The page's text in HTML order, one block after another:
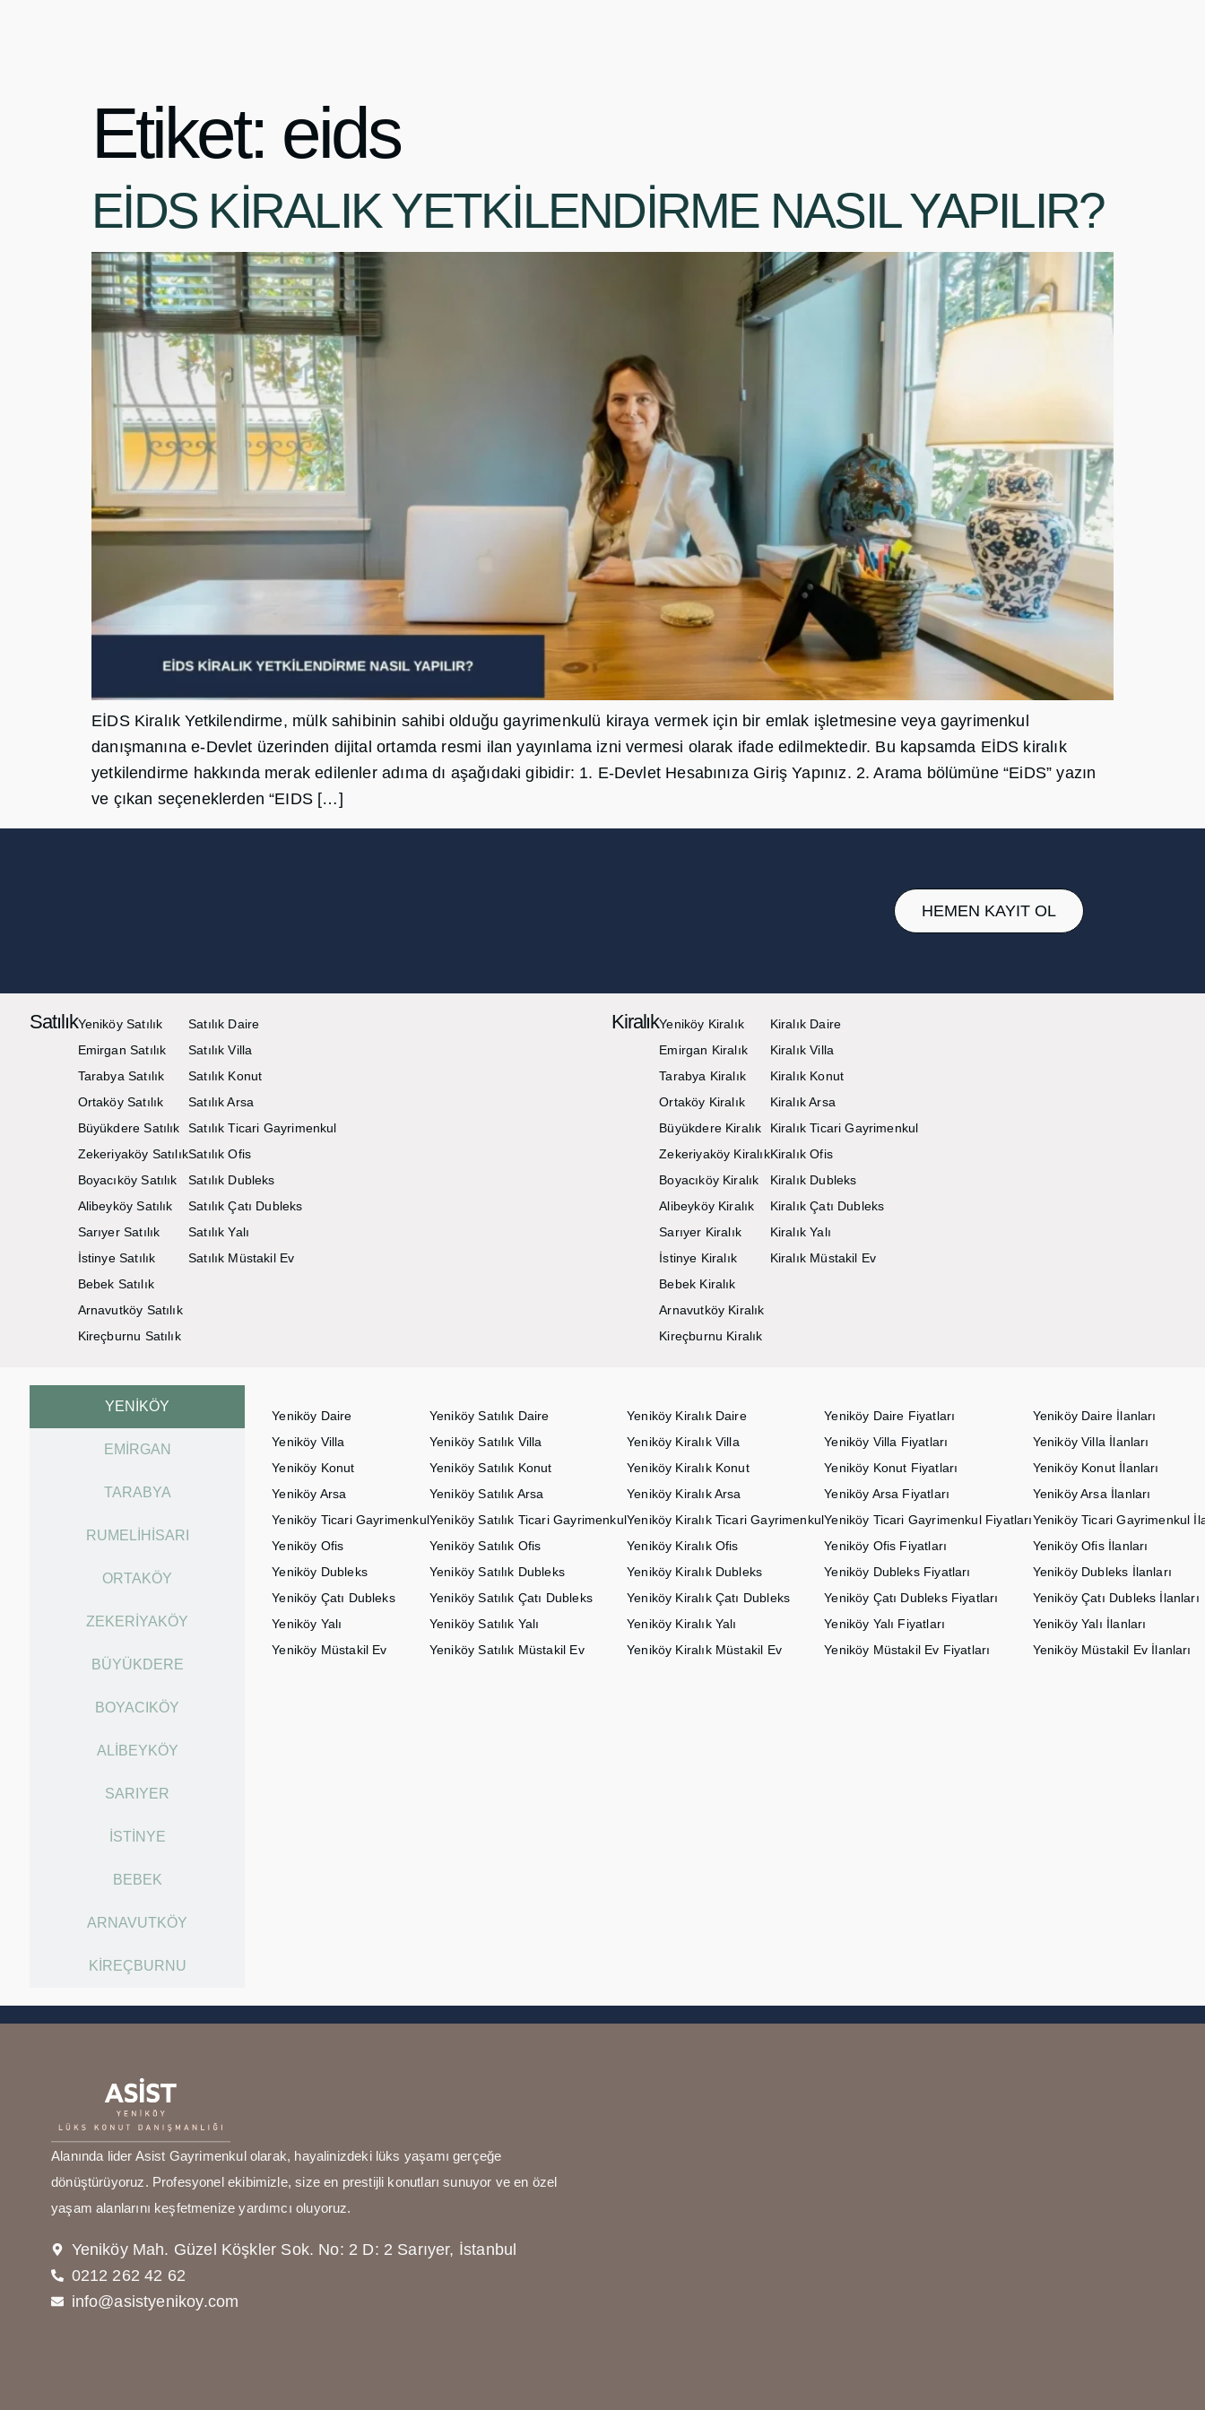
Etiket: eids
EİDS KİRALIK YETKİLENDİRME NASIL YAPILIR?
EİDS Kiralık Yetkilendirme, mülk sahibinin sahibi olduğu gayrimenkulü kiraya vermek için bir emlak işletmesine veya gayrimenkul
danışmanına e-Devlet üzerinden dijital ortamda resmi ilan yayınlama izni vermesi olarak ifade edilmektedir. Bu kapsamda EİDS kiralık
yetkilendirme hakkında merak edilenler adıma dı aşağıdaki gibidir: 1. E-Devlet Hesabınıza Giriş Yapınız. 2. Arama bölümüne “EiDS” yazın
ve çıkan seçeneklerden “EIDS […]
HEMEN KAYIT OL
SatılıkYeniköy Satılık
Emirgan Satılık
Tarabya Satılık
Ortaköy Satılık
Büyükdere Satılık
Zekeriyaköy Satılık
Boyacıköy Satılık
Alibeyköy Satılık
Sarıyer Satılık
İstinye Satılık
Bebek Satılık
Arnavutköy Satılık
Kireçburnu Satılık
Satılık Daire
Satılık Villa
Satılık Konut
Satılık Arsa
Satılık Ticari Gayrimenkul
Satılık Ofis
Satılık Dubleks
Satılık Çatı Dubleks
Satılık Yalı
Satılık Müstakil Ev
KiralıkYeniköy Kiralık
Emirgan Kiralık
Tarabya Kiralık
Ortaköy Kiralık
Büyükdere Kiralık
Zekeriyaköy Kiralık
Boyacıköy Kiralık
Alibeyköy Kiralık
Sarıyer Kiralık
İstinye Kiralık
Bebek Kiralık
Arnavutköy Kiralık
Kireçburnu Kiralık
Kiralık Daire
Kiralık Villa
Kiralık Konut
Kiralık Arsa
Kiralık Ticari Gayrimenkul
Kiralık Ofis
Kiralık Dubleks
Kiralık Çatı Dubleks
Kiralık Yalı
Kiralık Müstakil Ev
YENIKÖY
EMIRGAN
TARABYA
RUMELIHISARI
ORTAKÖY
ZEKERIYAKÖY
BÜYÜKDERE
BOYACIKÖY
ALIBEYKÖY
SARIYER
İSTINYE
BEBEK
ARNAVUTKÖY
KIREÇBURNU
Yeniköy Daire
Yeniköy Villa
Yeniköy Konut
Yeniköy Arsa
Yeniköy Ticari Gayrimenkul
Yeniköy Ofis
Yeniköy Dubleks
Yeniköy Çatı Dubleks
Yeniköy Yalı
Yeniköy Müstakil Ev
Yeniköy Satılık Daire
Yeniköy Satılık Villa
Yeniköy Satılık Konut
Yeniköy Satılık Arsa
Yeniköy Satılık Ticari Gayrimenkul
Yeniköy Satılık Ofis
Yeniköy Satılık Dubleks
Yeniköy Satılık Çatı Dubleks
Yeniköy Satılık Yalı
Yeniköy Satılık Müstakil Ev
Yeniköy Kiralık Daire
Yeniköy Kiralık Villa
Yeniköy Kiralık Konut
Yeniköy Kiralık Arsa
Yeniköy Kiralık Ticari Gayrimenkul
Yeniköy Kiralık Ofis
Yeniköy Kiralık Dubleks
Yeniköy Kiralık Çatı Dubleks
Yeniköy Kiralık Yalı
Yeniköy Kiralık Müstakil Ev
Yeniköy Daire Fiyatları
Yeniköy Villa Fiyatları
Yeniköy Konut Fiyatları
Yeniköy Arsa Fiyatları
Yeniköy Ticari Gayrimenkul Fiyatları
Yeniköy Ofis Fiyatları
Yeniköy Dubleks Fiyatları
Yeniköy Çatı Dubleks Fiyatları
Yeniköy Yalı Fiyatları
Yeniköy Müstakil Ev Fiyatları
Yeniköy Daire İlanları
Yeniköy Villa İlanları
Yeniköy Konut İlanları
Yeniköy Arsa İlanları
Yeniköy Ticari Gayrimenkul
Yeniköy Ofis İlanları
Yeniköy Dubleks İlanları
Yeniköy Çatı Dubleks İlanları
Yeniköy Yalı İlanları
Yeniköy Müstakil Ev İlanları
Alanında lider Asist Gayrimenkul olarak, hayalinizdeki lüks yaşamı gerçeğe
dönüştürüyoruz. Profesyonel ekibimizle, size en prestijli konutları sunuyor ve en özel
yaşam alanlarını keşfetmenize yardımcı oluyoruz.
Yeniköy Mah. Güzel Köşkler Sok. No: 2 D: 2 Sarıyer, İstanbul
0212 262 42 62
info@asistyenikoy.com